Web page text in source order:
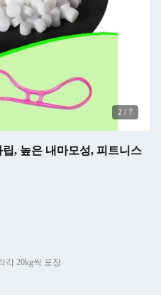
2 / 7
, 높은 내마모성, 피트니스
각 20kg씩 포장